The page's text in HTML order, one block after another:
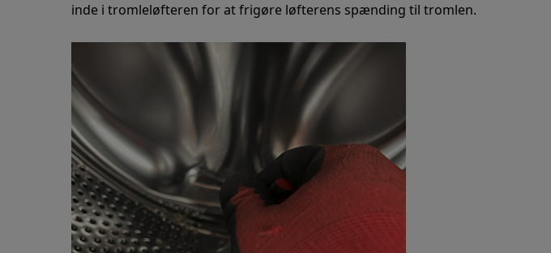
inde i tromleløfteren for at frigøre løfterens spænding til tromlen.